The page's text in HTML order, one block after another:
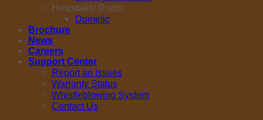
Hospitality Room
Dometic
Brochure
News
Careers
Support Center
Report an Issues
Warranty Status
Whistleblowing System
Contact Us